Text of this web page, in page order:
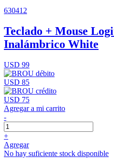
630412
Teclado + Mouse
Inalámbrico White
USD 99
USD 85
USD 75
Agregar a mi carrito
-
+
Agregar
No hay suficiente stock disponible